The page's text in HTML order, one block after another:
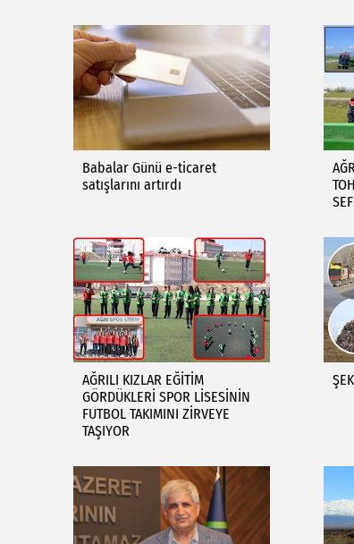
Babalar Günü e-ticaret
satışlarını artırdı
AĞRILI KIZLAR EĞİTİM
GÖRDÜKLERİ SPOR LİSESİNİN
FUTBOL TAKIMINI ZİRVEYE
TAŞIYOR